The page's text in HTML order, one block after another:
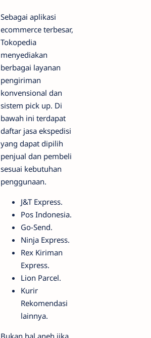
Sebagai aplikasi
ecommerce terbesar,
Tokopedia
menyediakan
berbagai layanan
pengiriman
konvensional dan
sistem pick up. Di
bawah ini terdapat
daftar jasa ekspedisi
yang dapat dipilih
penjual dan pembeli
sesuai kebutuhan
penggunaan.
J&T Express.
Pos Indonesia.
Go-Send.
Ninja Express.
Rex Kiriman
Express.
Lion Parcel.
Kurir
Rekomendasi
lainnya.
Bukan hal aneh jika